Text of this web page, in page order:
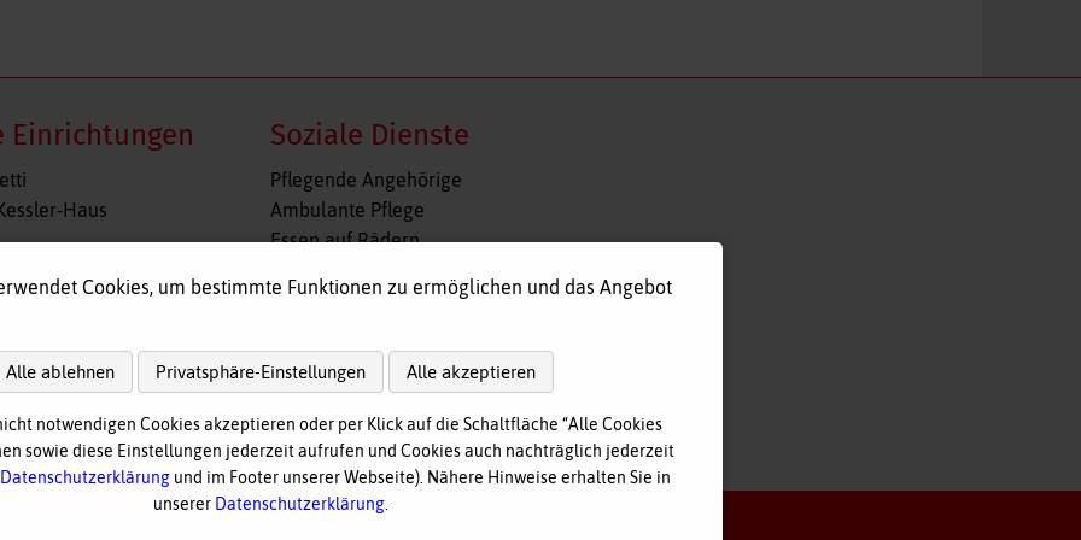
Einrichtungen
Haus
Wohngruppe Obergünzburg
Soziale Dienste
Navigation
überspringen
Pflegende Angehörige
Ambulante Pflege
Essen auf Rädern
Tagespflege
nach oben
Cookies, um bestimmte Funktionen zu ermöglichen und das Angebot
Alle ablehnen Privatsphäre-Einstellungen Alle akzeptieren
notwendigen Cookies akzeptieren oder per Klick auf die Schaltfläche “Alle Cookies
sowie diese Einstellungen jederzeit aufrufen und Cookies auch nachträglich jederzeit
Datenschutzerklärung und im Footer unserer Webseite). Nähere Hinweise erhalten Sie in
unserer Datenschutzerklärung.